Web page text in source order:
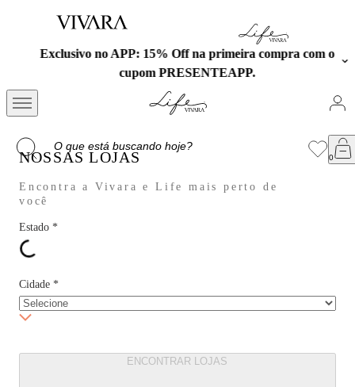
Exclusivo no APP: 15% Off na primeira compra com o
cupom PRESENTEAPP.
NOSSAS LOJAS
Encontra a Vivara e Life mais perto de
você
Estado *
Cidade *
ENCONTRAR LOJAS